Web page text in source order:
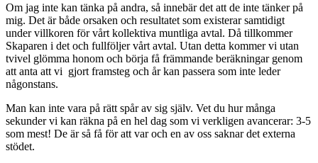
Om jag inte kan tänka på andra, så innebär det att de inte tänker på
mig. Det är både orsaken och resultatet som existerar samtidigt
under villkoren för vårt kollektiva muntliga avtal. Då tillkommer
Skaparen i det och fullföljer vårt avtal. Utan detta kommer vi utan
tvivel glömma honom och börja få främmande beräkningar genom
att anta att vi gjort framsteg och år kan passera som inte leder
någonstans.
Man kan inte vara på rätt spår av sig själv. Vet du hur många
sekunder vi kan räkna på en hel dag som vi verkligen avancerar: 3-5
som mest! De är så få för att var och en av oss saknar det externa
stödet.